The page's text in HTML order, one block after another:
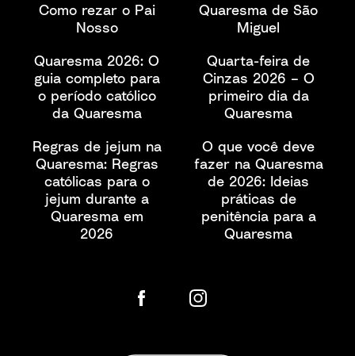
Como rezar o Pai
Nosso
Quaresma de São
Miguel
Quaresma 2026: O
guia completo para
o período católico
da Quaresma
Quarta-feira de
Cinzas 2026 – O
primeiro dia da
Quaresma
Regras de jejum na
Quaresma: Regras
católicas para o
jejum durante a
Quaresma em
2026
O que você deve
fazer na Quaresma
de 2026: Ideias
práticas de
penitência para a
Quaresma